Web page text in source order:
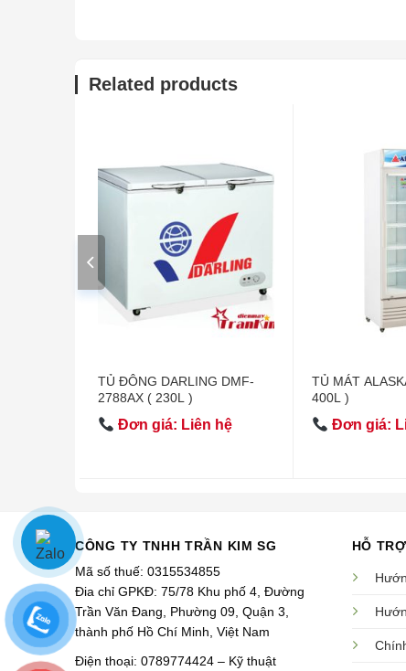
Related products
TỦ ĐÔNG DARLING DMF-
2788AX ( 230L )
Đơn giá: Liên hệ
TỦ MÁT
400L )
Đơn giá:
CÔNG TY TNHH TRẦN KIM SG
Mã số thuế: 0315534855
Đia chỉ GPKĐ: 75/78 Khu phố 4, Đường
Trần Văn Đang, Phường 09, Quận 3,
thành phố Hồ Chí Minh, Việt Nam
Điện thoại: 0789774424 – Kỹ thuật
HỖ